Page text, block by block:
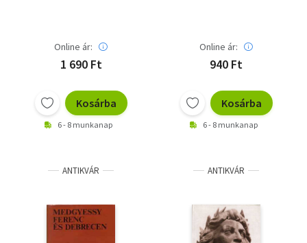
Online ár:
1 690 Ft
Kosárba
6 - 8 munkanap
Online ár:
940 Ft
Kosárba
6 - 8 munkanap
ANTIKVÁR ANTIKVÁR